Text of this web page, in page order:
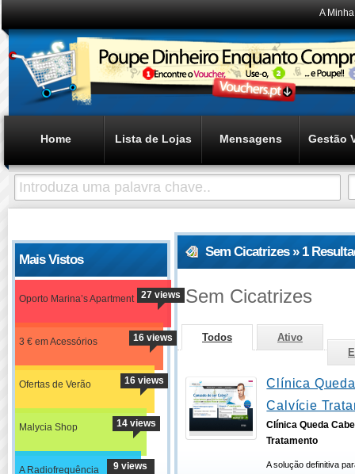
A
Home Lista de Lojas Mensagens Gestão
Mais Vistos
Oporto Marina’s Apartment 27 views
3 € em Acessórios 16 views
Ofertas de Verão 16 views
Malycia Shop 14 views
A Radiofrequência
9 views
Sem Cicatrizes » 1
Sem Cicatrizes
Todos
Ativo
Clínica
Calvície
Clínica Queda
Tratamento
A solução definitiva